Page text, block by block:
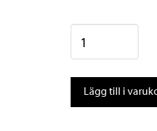
Nordica
Dobermann
Spitfire
RB76
Lägg till i